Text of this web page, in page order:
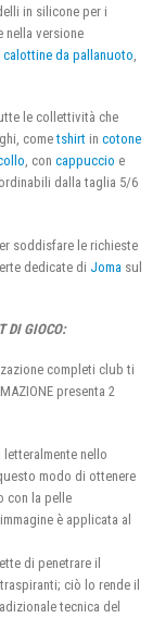
in silicone per i
nella versione
calottine da pallanuoto,
le collettività che
cometshirt in cotone
, con cappuccio e
dalla taglia 5/6
soddisfare le richieste
dedicate di Joma sul
DI GIOCO:
completi club ti
presenta 2
nello
modo di ottenere
con la pelle
è applicata al
di penetrare il
ciò lo rende il
tecnica del